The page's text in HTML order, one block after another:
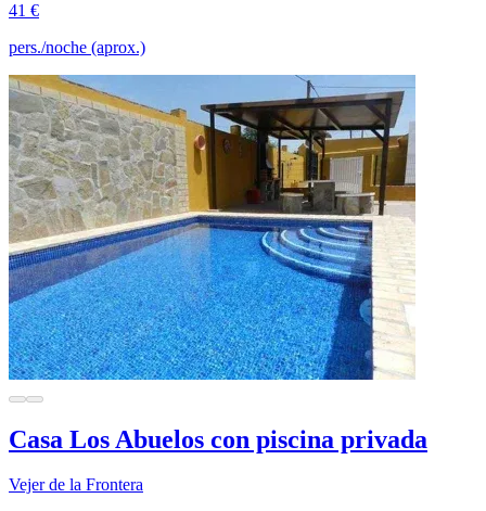
41 €
pers./noche (aprox.)
Casa Los Abuelos con piscina privada
Vejer de la Frontera